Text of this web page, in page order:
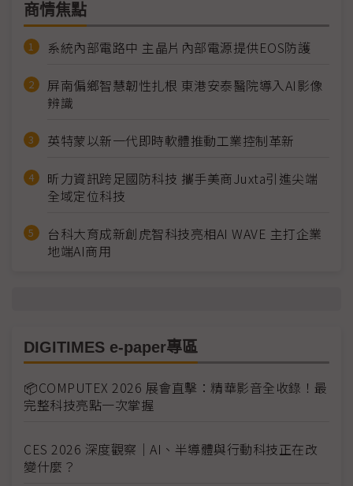
商情焦點
系統內部電路中 主晶片內部電源提供EOS防護
屏南偏鄉智慧韌性扎根 東港安泰醫院導入AI影像
辨識
英特蒙以新一代即時軟體推動工業控制革新
昕力資訊跨足國防科技 攜手美商Juxta引進尖端
全域定位科技
台科大育成新創虎智科技亮相AI WAVE 主打企業
地端AI商用
DIGITIMES e-paper專區
📦COMPUTEX 2026 展會直擊：精華影音全收錄！最
完整科技亮點一次掌握
CES 2026 深度觀察｜AI、半導體與行動科技正在改
變什麼？